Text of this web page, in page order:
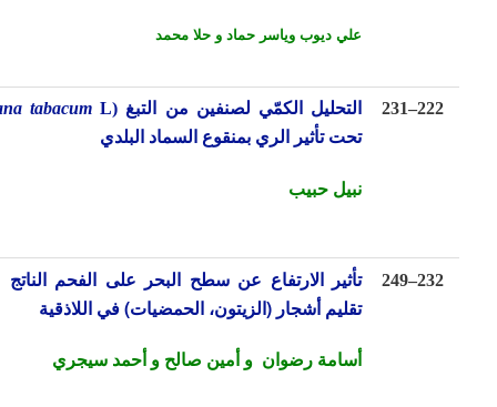
علي ديوب وياسر حماد و حلا محمد
231 التحليل الكمّي لصنفين من التبغ ( Nicotiana tabacum L.
)
تحت تأثير الري بمنقوع السماد البلدي
نبيل حبيب
249
تأثير الارتفاع عن سطح البحر على الفحم الناتج من بقايا
تقليم أشجار(الزيتون، الحمضيات) في اللاذقية
أسامة رضوان وأمين صالح و أحمد سيجري